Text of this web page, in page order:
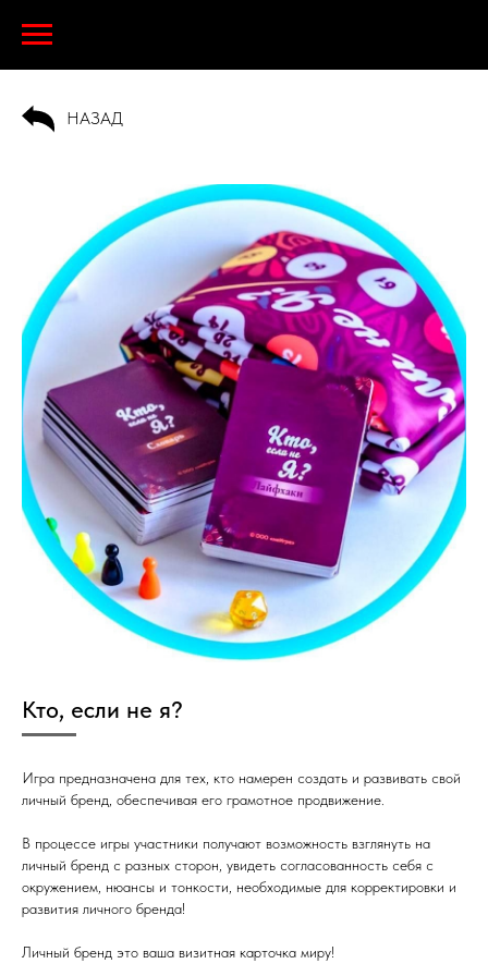
НАЗАД
Кто, если не я?
Игра предназначена для тех, кто намерен создать и развивать свой
личный бренд, обеспечивая его грамотное продвижение.
В процессе игры участники получают возможность взглянуть на
личный бренд с разных сторон, увидеть согласованность себя с
окружением, нюансы и тонкости, необходимые для корректировки и
развития личного бренда!
Личный бренд это ваша визитная карточка миру!